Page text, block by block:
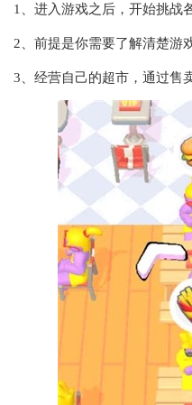
1、进入游戏之后，开始挑战
2、前提是你需要了解清楚游
3、经营自己的超市，通过售